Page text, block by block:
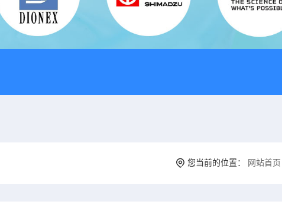
您当前的位置： 网站首页